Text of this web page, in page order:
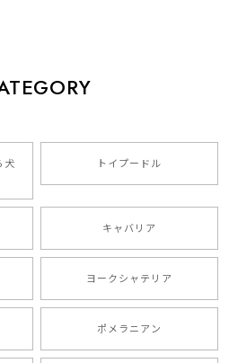
16
ちゃんの名前や電話番号も分か
ありがとうございました❁⃘*.ﾟ
またよろしくお願いいたします。
【 自然に囲まれた ダックスフンド 】 キャニスター 保存容器 お家用 プレゼント 犬 ペット うちの子 犬グッズ
【 ボーダーコリー 水彩画風 毛色4色 】 手帳 スマホケース 犬 うちの子 iPhone & Android
犬
トイプードル
キャバリア
ヨークシャテリア
ポメラニアン